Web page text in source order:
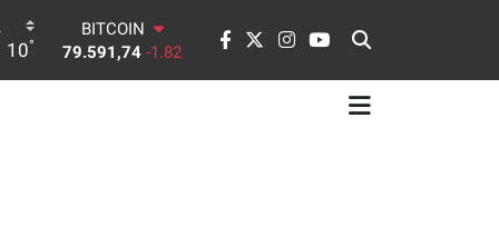
10°
DOLAR
45,43620
0.02
EURO